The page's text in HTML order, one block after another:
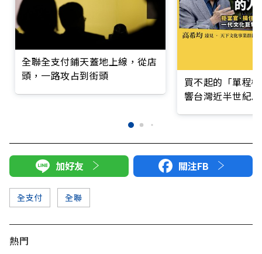
全聯全支付鋪天蓋地上線，從店
頭，一路攻占到街頭
買不起的「單程
響台灣近半世紀
加好友 關注FB
全支付 全聯
熱門